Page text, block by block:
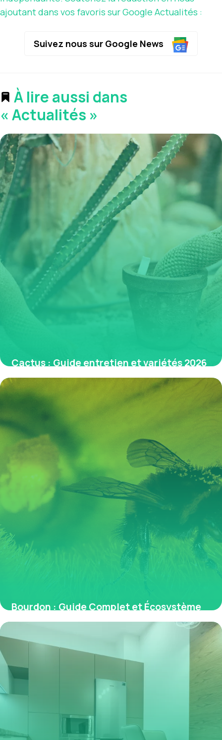
ajoutant dans vos favoris sur Google Actualités :
Suivez nous sur Google News
À lire aussi dans
« Actualités »
Cactus : Guide entretien et variétés 2026
3 juin 2026
Bourdon : Guide Complet et Écosystème
2026
1 juin 2026